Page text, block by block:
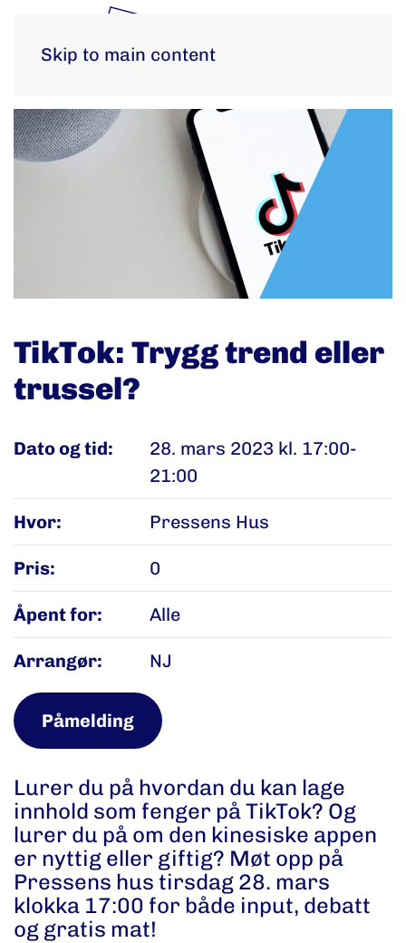
Skip to main content
TikTok: Trygg trend eller
trussel?
Dato og tid:
28. mars 2023 kl. 17:00-
21:00
Hvor: Pressens Hus
Pris: 0
Åpent for: Alle
Arrangør: NJ
Påmelding
Lurer du på hvordan du kan lage
innhold som fenger på TikTok? Og
lurer du på om den kinesiske appen
er nyttig eller giftig? Møt opp på
Pressens hus tirsdag 28. mars
klokka 17:00 for både input, debatt
og gratis mat!